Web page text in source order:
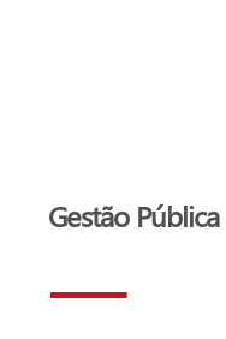
Gestão Pública